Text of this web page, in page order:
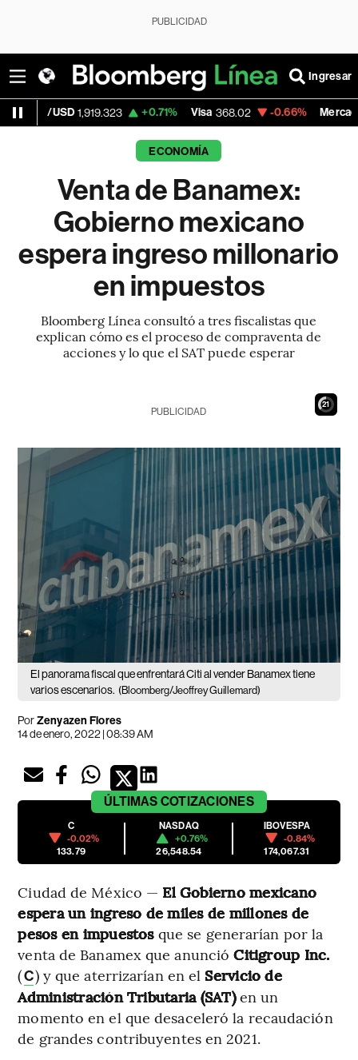
PUBLICIDAD
Ingresar
1,919.323 +0.71% Visa 368.02 -0.66% MercadoLibre
ECONOMÍA
Venta de Banamex:
Gobierno mexicano
espera ingreso millonario
en impuestos
Bloomberg Línea consultó a tres fiscalistas que
explican cómo es el proceso de compraventa de
acciones y lo que el SAT puede esperar
20
PUBLICIDAD
El panorama fiscal que enfrentará Citi al vender Banamex tiene
varios escenarios. (Bloomberg/Jeoffrey Guillemard)
PorZenyazen Flores
14 de enero, 2022 | 08:39 AM
ÚLTIMAS COTIZACIONES
C
-0.02%
133.79
NASDAQ
+0.76%
26,548.54
IBOVESPA
-0.84%
174,067.31
Ciudad de México — El Gobierno mexicano
espera un ingreso de miles de millones de
pesos en impuestosque se generarían por la
venta de Banamex que anuncióCitigroup Inc.
(C) y que aterrizarían en el Servicio de
Administración Tributaria (SAT)en un
momento en el que desaceleró la recaudación
de grandes contribuyentes en 2021.